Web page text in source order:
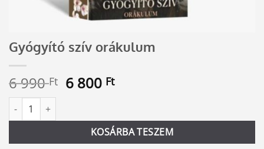
Gyógyító szív orákulum
6 990Ft Original
6
990 Ft.
6 800 FtCurrent
6
800 Ft.
Gyógyító szív orákulum mennyiség
KOSÁRBA TESZEM
Alternative: